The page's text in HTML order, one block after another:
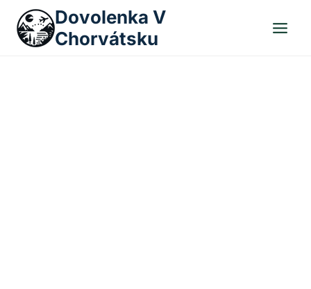
content
Dovolenka V
Chorvátsku